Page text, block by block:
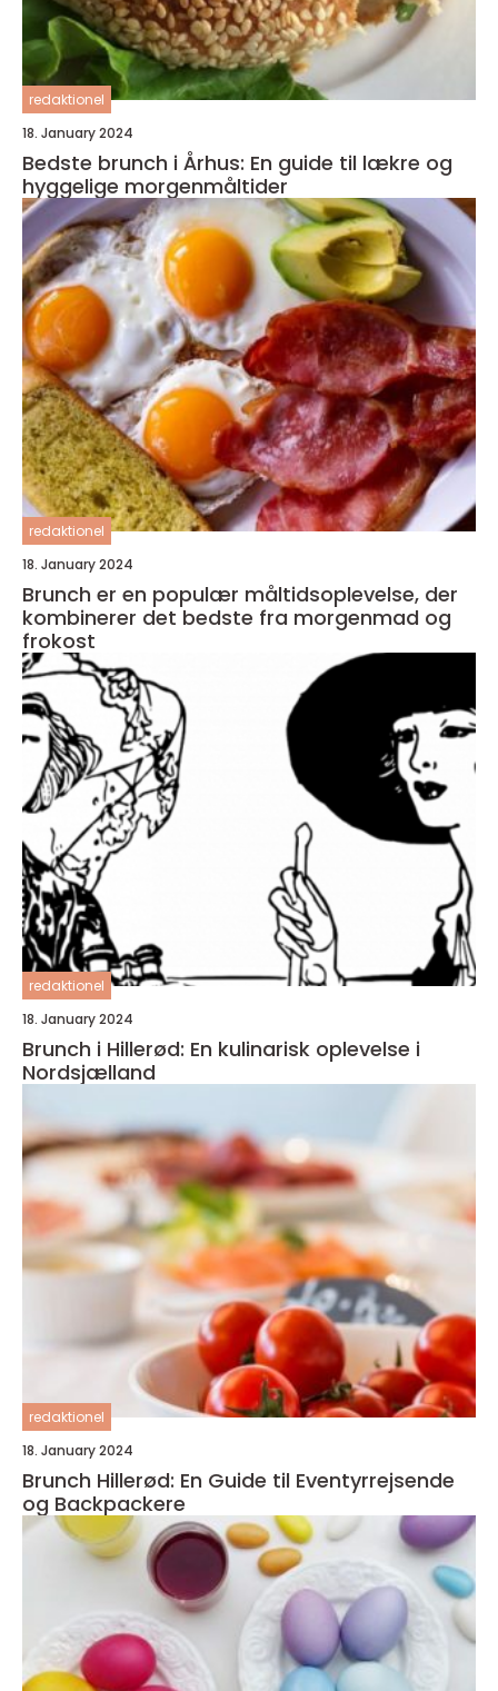
redaktionel
18. January 2024
Bedste brunch i Århus: En guide til lækre og
hyggelige morgenmåltider
redaktionel
18. January 2024
Brunch er en populær måltidsoplevelse, der
kombinerer det bedste fra morgenmad og
frokost
redaktionel
18. January 2024
Brunch i Hillerød: En kulinarisk oplevelse i
Nordsjælland
redaktionel
18. January 2024
Brunch Hillerød: En Guide til Eventyrrejsende
og Backpackere